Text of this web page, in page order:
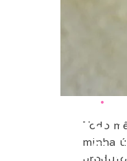
•
3Todo
minha